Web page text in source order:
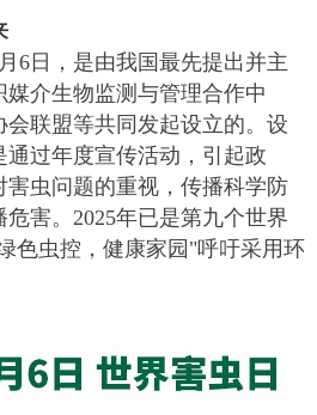
6日，是由我国最先提出并主
介生物监测与管理合作中
联盟等共同发起设立的。设
过年度宣传活动，引起政
害虫问题的重视，传播科学防
害。2025年已是第九个世界
色虫控，健康家园"呼吁采用环